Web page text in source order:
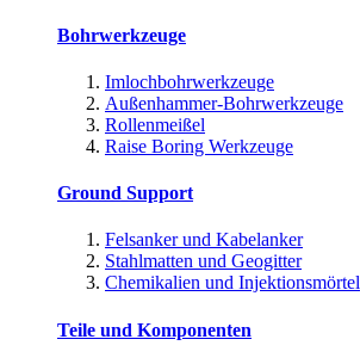
Bohrwerkzeuge
Imlochbohrwerkzeuge
Außenhammer-Bohrwerkzeuge
Rollenmeißel
Raise Boring Werkzeuge
Ground Support
Felsanker und Kabelanker
Stahlmatten und Geogitter
Chemikalien und Injektionsmörtel
Teile und Komponenten